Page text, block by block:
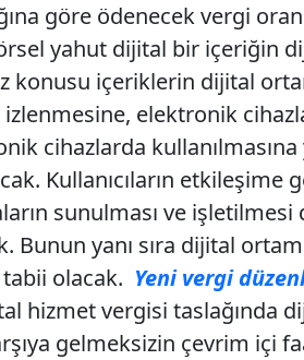
göre ödenecek vergi
yahut dijital bir içeriğin
konusu içeriklerin dijital
elektronik
cihazlarda
Kullanıcıların etkileşime
sunulması ve
Bunun yanı sıra dijital
olacak. Yeni vergi
hizmet vergisi taslağında
gelmeksizin çevrim içi